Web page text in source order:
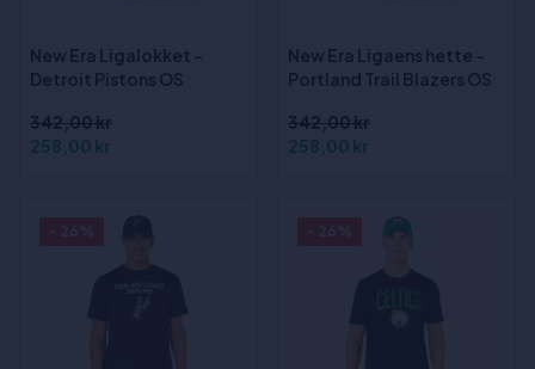
New Era Ligalokket -
Detroit Pistons OS
342,00 kr
258,00 kr
New Era Ligaens hette -
Portland Trail Blazers OS
342,00 kr
258,00 kr